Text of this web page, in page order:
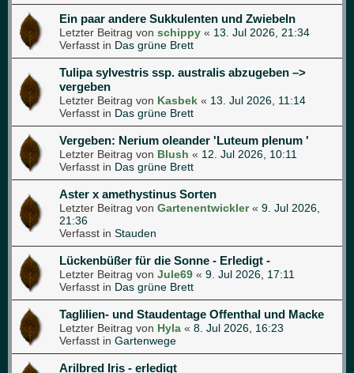
Ein paar andere Sukkulenten und Zwiebeln
Letzter Beitrag von schippy « 13. Jul 2026, 21:34
Verfasst in Das grüne Brett
Tulipa sylvestris ssp. australis abzugeben –>
vergeben
Letzter Beitrag von Kasbek « 13. Jul 2026, 11:14
Verfasst in Das grüne Brett
Vergeben: Nerium oleander 'Luteum plenum '
Letzter Beitrag von Blush « 12. Jul 2026, 10:11
Verfasst in Das grüne Brett
Aster x amethystinus Sorten
Letzter Beitrag von Gartenentwickler« 9. Jul 2026,
21:36
Verfasst in Stauden
Lückenbüßer für die Sonne - Erledigt -
Letzter Beitrag von Jule69 « 9. Jul 2026, 17:11
Verfasst in Das grüne Brett
Taglilien- und Staudentage Offenthal und Macke
Letzter Beitrag von Hyla « 8. Jul 2026, 16:23
Verfasst in Gartenwege
Arilbred Iris - erledigt